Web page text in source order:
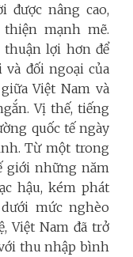
được nâng cao,
mạnh mẽ.
thuận lợi hơn để
đối ngoại của
Việt Nam và
Vị thế, tiếng
quốc tế ngày
Từ một trong
giới những năm
hậu, kém phát
mức nghèo
Việt Nam đã trở
thu nhập bình